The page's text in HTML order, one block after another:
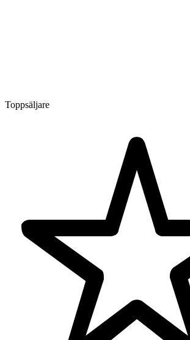
Toppsäljare